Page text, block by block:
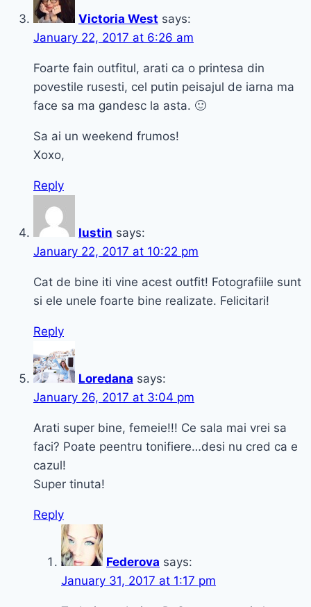
Victoria West says:
January 22, 2017 at 6:26 am
Foarte fain outfitul, arati ca o printesa din
povestile rusesti, cel putin peisajul de iarna ma
face sa ma gandesc la asta. 🙂
Sa ai un weekend frumos!
Xoxo,
Reply
Iustin says:
January 22, 2017 at 10:22 pm
Cat de bine iti vine acest outfit! Fotografiile sunt
si ele unele foarte bine realizate. Felicitari!
Reply
Loredana says:
January 26, 2017 at 3:04 pm
Arati super bine, femeie!!! Ce sala mai vrei sa
faci? Poate peentru tonifiere…desi nu cred ca e
cazul!
Super tinuta!
Reply
Federova says:
January 31, 2017 at 1:17 pm